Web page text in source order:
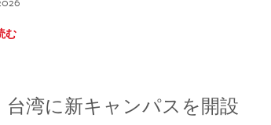
む
台湾に新キャンパスを開設